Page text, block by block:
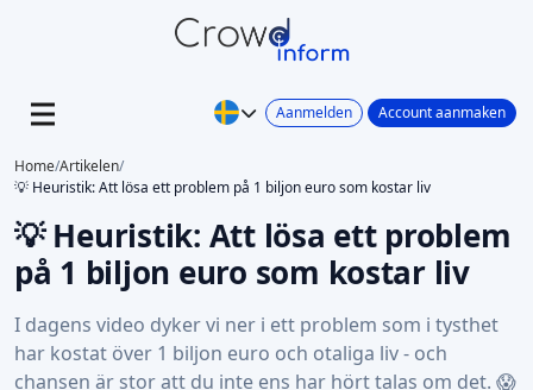
Aanmelden Account aanmaken
Home/Artikelen/
💡 Heuristik: Att lösa ett problem på 1 biljon euro som kostar liv
💡 Heuristik: Att lösa ett problem
på 1 biljon euro som kostar liv
I dagens video dyker vi ner i ett problem som i tysthet
har kostat över 1 biljon euro och otaliga liv - och
chansen är stor att du inte ens har hört talas om det. 😱